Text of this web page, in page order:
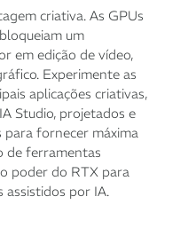
criativa. As GPUs
um
em edição de vídeo,
Experimente as
aplicações criativas,
Studio, projetados e
fornecer máxima
de ferramentas
poder do RTX para
por IA.